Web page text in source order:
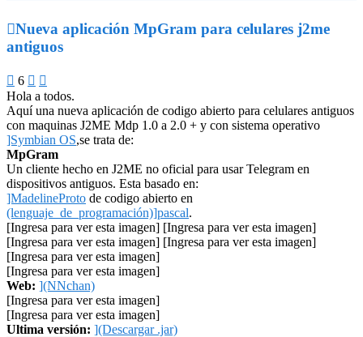
Nueva aplicación MpGram para celulares j2me
antiguos
 6  
Hola a todos.
Aquí una nueva aplicación de codigo abierto para celulares antiguos
con maquinas J2ME Mdp 1.0 a 2.0 + y con sistema operativo
]Symbian OS,se trata de:
MpGram
Un cliente hecho en J2ME no oficial para usar Telegram en
dispositivos antiguos. Esta basado en:
]MadelineProto de codigo abierto en
(lenguaje_de_programación)]pascal.
[Ingresa para ver esta imagen] [Ingresa para ver esta imagen]
[Ingresa para ver esta imagen] [Ingresa para ver esta imagen]
[Ingresa para ver esta imagen]
[Ingresa para ver esta imagen]
Web: ](NNchan)
[Ingresa para ver esta imagen]
[Ingresa para ver esta imagen]
Ultima versión: ](Descargar .jar)